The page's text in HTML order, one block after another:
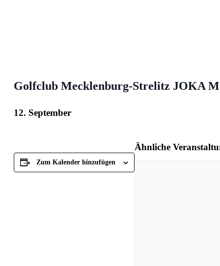
Golfclub Mecklenburg-Strelitz JOKA
12. September
Zum Kalender hinzufügen
Ähnliche